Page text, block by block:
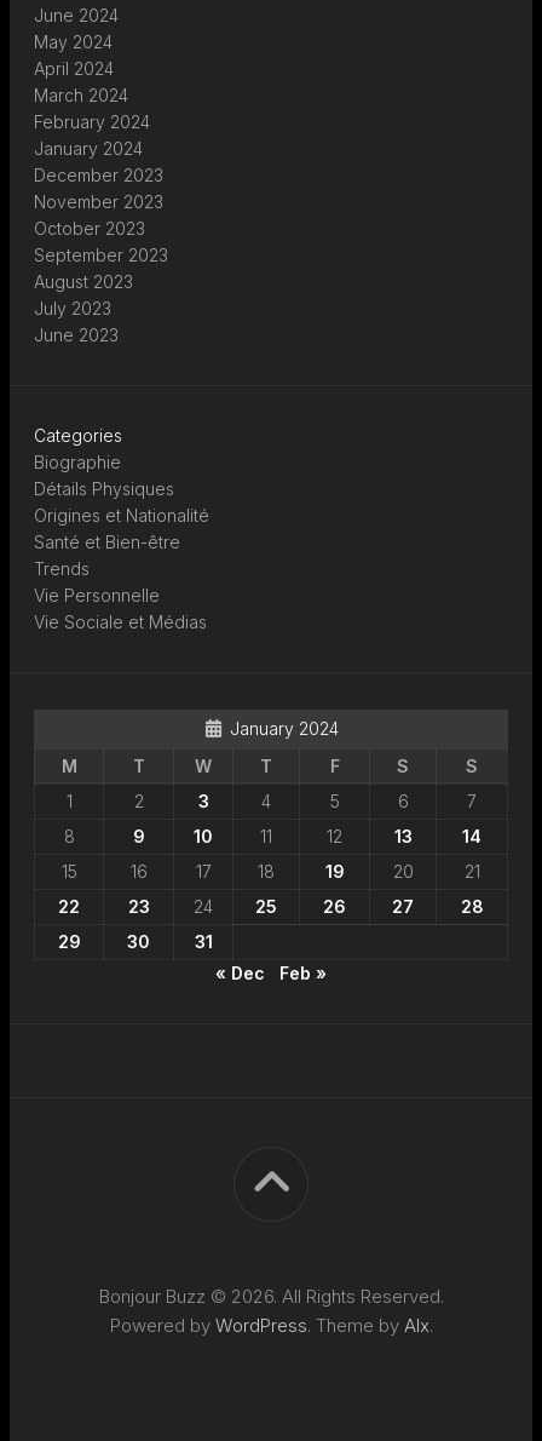
June 2024
May 2024
April 2024
March 2024
February 2024
January 2024
December 2023
November 2023
October 2023
September 2023
August 2023
July 2023
June 2023
Categories
Biographie
Détails Physiques
Origines et Nationalité
Santé et Bien-être
Trends
Vie Personnelle
Vie Sociale et Médias
January 2024
M
T W T F S
S
1
2 3 4 5 6
7
8
9 10 11 12 13
14
15
16 17 18 19 20
21
22
23 24 25 26 27
28
29
30
31
« Dec
Feb »
Bonjour Buzz © 2026. All Rights Reserved.
Powered by WordPress. Theme by Alx.